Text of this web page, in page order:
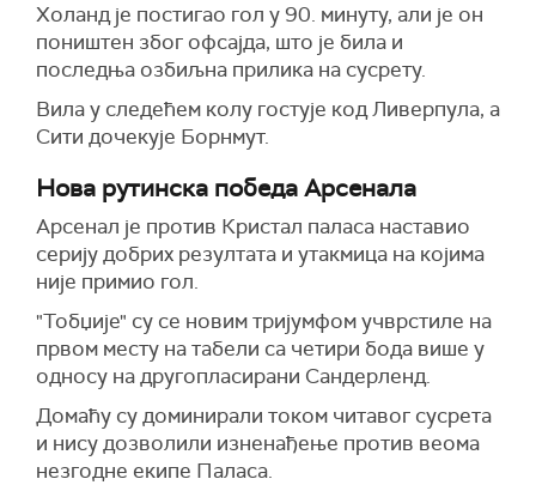
Холанд је постигао гол у 90. минуту, али је он
поништен због офсајда, што је била и
последња озбиљна прилика на сусрету.
Вила у следећем колу гостује код Ливерпула, а
Сити дочекује Борнмут.
Нова рутинска победа Арсенала
Арсенал је против Кристал паласа наставио
серију добрих резултата и утакмица на којима
није примио гол.
"Тобџије" су се новим тријумфом учврстиле на
првом месту на табели са четири бода више у
односу на другопласирани Сандерленд.
Домаћу су доминирали током читавог сусрета
и нису дозволили изненађење против веома
незгодне екипе Паласа.